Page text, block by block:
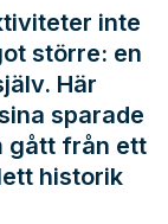
inte
större: en
Här
sparade
gått från ett
historik